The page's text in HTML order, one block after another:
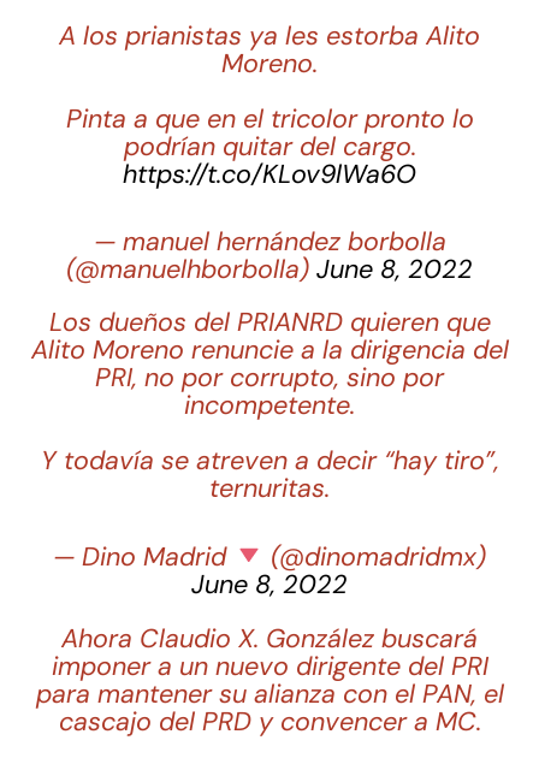
A los prianistas ya les estorba Alito
Moreno.
Pinta a que en el tricolor pronto lo
podrían quitar del cargo.
https://t.co/KLov9lWa6O
— manuel hernández borbolla
(@manuelhborbolla) June 8, 2022
Los dueños del PRIANRD quieren que
Alito Moreno renuncie a la dirigencia del
PRI, no por corrupto, sino por
incompetente.
Y todavía se atreven a decir “hay tiro”,
ternuritas.
— Dino Madrid
(@dinomadridmx)
June 8, 2022
Ahora Claudio X. González buscará
imponer a un nuevo dirigente del PRI
para mantener su alianza con el PAN, el
cascajo del PRD y convencer a MC.